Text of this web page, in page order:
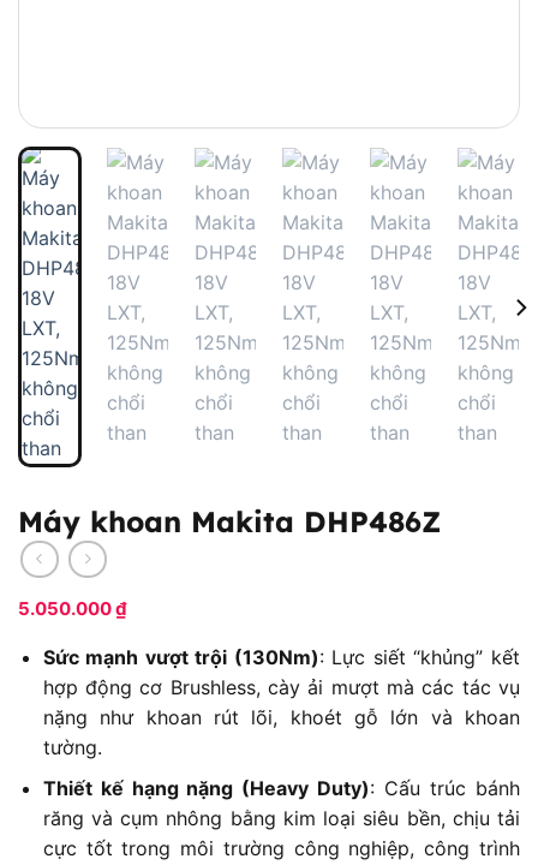
Máy khoan Makita DHP486Z
5.050.000₫
Sức mạnh vượt trội (130Nm): Lực siết “khủng” kết
hợp động cơ Brushless, cày ải mượt mà các tác vụ
nặng như khoan rút lõi, khoét gỗ lớn và khoan
tường.
Thiết kế hạng nặng (Heavy Duty): Cấu trúc bánh
răng và cụm nhông bằng kim loại siêu bền, chịu tải
cực tốt trong môi trường công nghiệp, công trình